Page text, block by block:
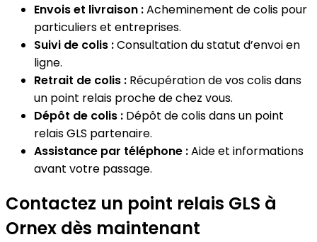
Envois et livraison :Acheminement de colis pour
particuliers et entreprises.
Suivi de colis :Consultation du statut d’envoi en
ligne.
Retrait de colis : Récupération de vos colis dans
un point relais proche de chez vous.
Dépôt de colis : Dépôt de colis dans un point
relais GLS partenaire.
Assistance par téléphone :Aide et informations
avant votre passage.
Contactez un point relais GLS à
Ornex dès maintenant